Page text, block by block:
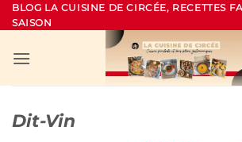
Passer
au
BLOG LA CUISINE DE CIRCÉE, RECETTES
SAISON
Dit-Vin